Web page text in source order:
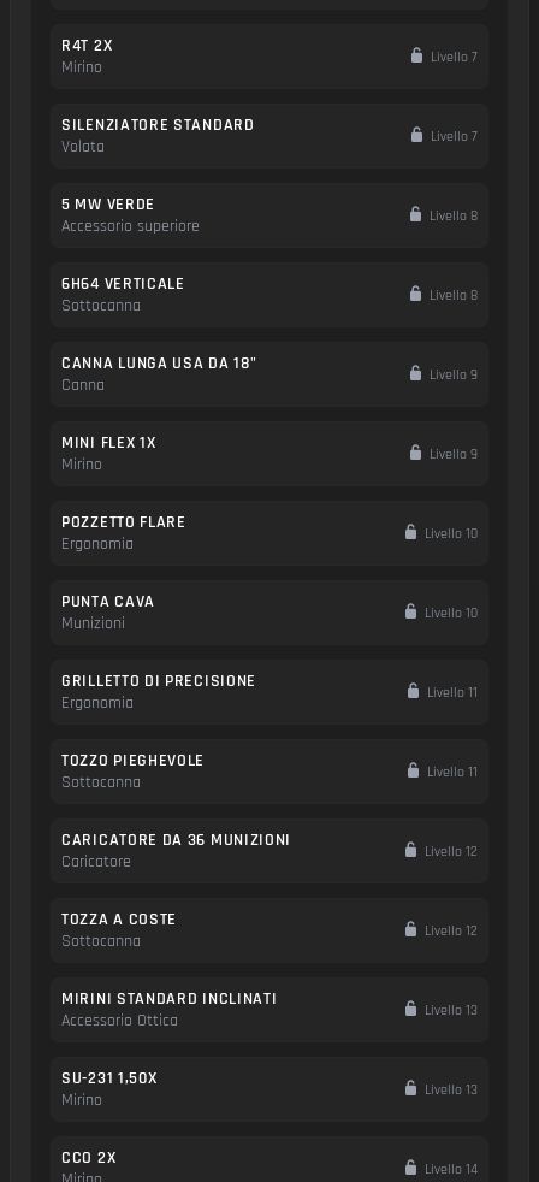
R4T 2X
Mirino
Livello 7
SILENZIATORE STANDARD
Volata
Livello 7
5 MW VERDE
Accessorio superiore
Livello 8
6H64 VERTICALE
Sottocanna
Livello 8
CANNA LUNGA USA DA 18"
Canna
Livello 9
MINI FLEX 1X
Mirino
Livello 9
POZZETTO FLARE
Ergonomia
Livello 10
PUNTA CAVA
Munizioni
Livello 10
GRILLETTO DI PRECISIONE
Ergonomia
Livello 11
TOZZO PIEGHEVOLE
Sottocanna
Livello 11
CARICATORE DA 36 MUNIZIONI
Caricatore
Livello 12
TOZZA A COSTE
Sottocanna
Livello 12
MIRINI STANDARD INCLINATI
Accessorio Ottica
Livello 13
SU-231 1,50X
Mirino
Livello 13
CCO 2X
Livello 14